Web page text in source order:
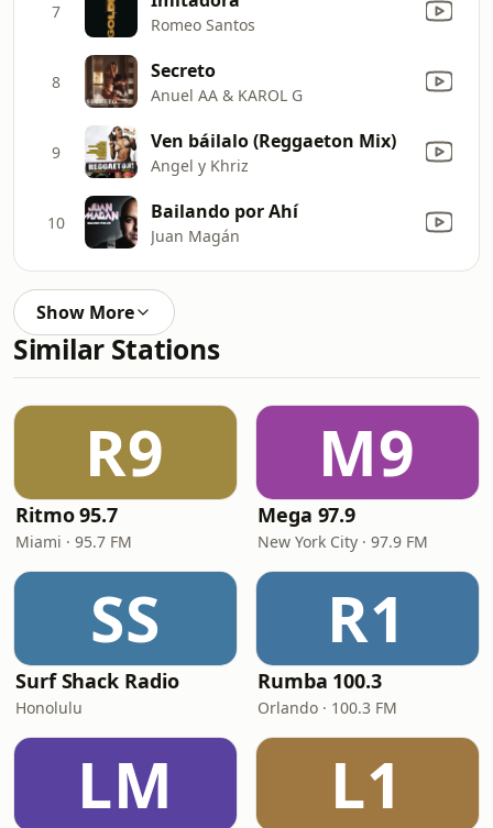
7
Romeo Santos
8 Secreto
Anuel AA & KAROL G
9 Ven báilalo (Reggaeton Mix)
Angel y Khriz
10 Bailando por Ahí
Juan Magán
Show More
Similar Stations
R9
Ritmo 95.7
Miami · 95.7 FM
M9
Mega 97.9
New York City · 97.9 FM
SS
Surf Shack Radio
Honolulu
R1
Rumba 100.3
Orlando · 100.3 FM
LM L1